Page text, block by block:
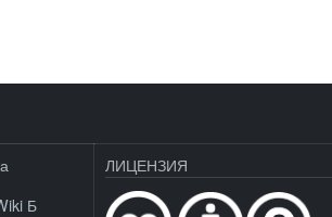
Б
ЛИЦЕНЗИЯ